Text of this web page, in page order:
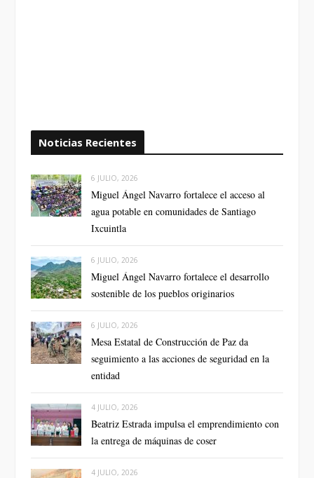
Noticias Recientes
6 JULIO, 2026
Miguel Ángel Navarro fortalece el acceso al
agua potable en comunidades de Santiago
Ixcuintla
6 JULIO, 2026
Miguel Ángel Navarro fortalece el desarrollo
sostenible de los pueblos originarios
6 JULIO, 2026
Mesa Estatal de Construcción de Paz da
seguimiento a las acciones de seguridad en la
entidad
4 JULIO, 2026
Beatriz Estrada impulsa el emprendimiento con
la entrega de máquinas de coser
4 JULIO, 2026